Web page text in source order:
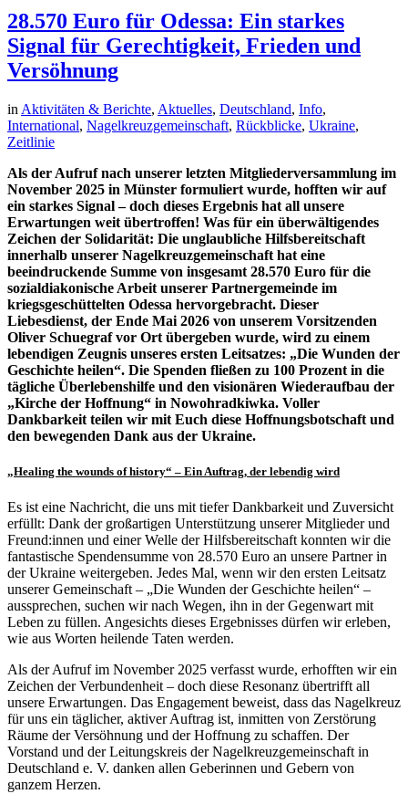
28.570 Euro für Odessa: Ein starkes
Signal für Gerechtigkeit, Frieden und
Versöhnung
in Aktivitäten & Berichte, Aktuelles, Deutschland, Info,
International, Nagelkreuzgemeinschaft, Rückblicke, Ukraine,
Zeitlinie
Als der Aufruf nach unserer letzten Mitgliederversammlung im
November 2025 in Münster formuliert wurde, hofften wir auf
ein starkes Signal – doch dieses Ergebnis hat all unsere
Erwartungen weit übertroffen! Was für ein überwältigendes
Zeichen der Solidarität: Die unglaubliche Hilfsbereitschaft
innerhalb unserer Nagelkreuzgemeinschaft hat eine
beeindruckende Summe von insgesamt 28.570 Euro für die
sozialdiakonische Arbeit unserer Partnergemeinde im
kriegsgeschüttelten Odessa hervorgebracht. Dieser
Liebesdienst, der Ende Mai 2026 von unserem Vorsitzenden
Oliver Schuegraf vor Ort übergeben wurde, wird zu einem
lebendigen Zeugnis unseres ersten Leitsatzes: „Die Wunden der
Geschichte heilen“. Die Spenden fließen zu 100 Prozent in die
tägliche Überlebenshilfe und den visionären Wiederaufbau der
„Kirche der Hoffnung“ in Nowohradkiwka. Voller
Dankbarkeit teilen wir mit Euch diese Hoffnungsbotschaft und
den bewegenden Dank aus der Ukraine.
„Healing the wounds of history“ – Ein Auftrag, der lebendig wird
Es ist eine Nachricht, die uns mit tiefer Dankbarkeit und Zuversicht
erfüllt: Dank der großartigen Unterstützung unserer Mitglieder und
Freund:innen und einer Welle der Hilfsbereitschaft konnten wir die
fantastische Spendensumme von 28.570 Euro an unsere Partner in
der Ukraine weitergeben. Jedes Mal, wenn wir den ersten Leitsatz
unserer Gemeinschaft – „Die Wunden der Geschichte heilen“ –
aussprechen, suchen wir nach Wegen, ihn in der Gegenwart mit
Leben zu füllen. Angesichts dieses Ergebnisses dürfen wir erleben,
wie aus Worten heilende Taten werden.
Als der Aufruf im November 2025 verfasst wurde, erhofften wir ein
Zeichen der Verbundenheit – doch diese Resonanz übertrifft all
unsere Erwartungen. Das Engagement beweist, dass das Nagelkreuz
für uns ein täglicher, aktiver Auftrag ist, inmitten von Zerstörung
Räume der Versöhnung und der Hoffnung zu schaffen. Der
Vorstand und der Leitungskreis der Nagelkreuzgemeinschaft in
Deutschland e. V. danken allen Geberinnen und Gebern von
ganzem Herzen.